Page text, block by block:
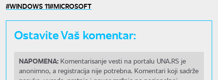
WINDOWS 11 MICROSOFT
Ostavite Vaš komentar:
NAPOMENA: Komentarisanje vesti na portalu UNA.RS je
anonimno, a registracija nije potrebna. Komentari koji sadrže